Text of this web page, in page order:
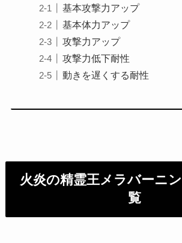
基本攻撃力アップ
基本体力アップ
攻撃力アップ
攻撃力低下耐性
動きを遅くする耐性
火炎の精霊王メラバーニ
覧